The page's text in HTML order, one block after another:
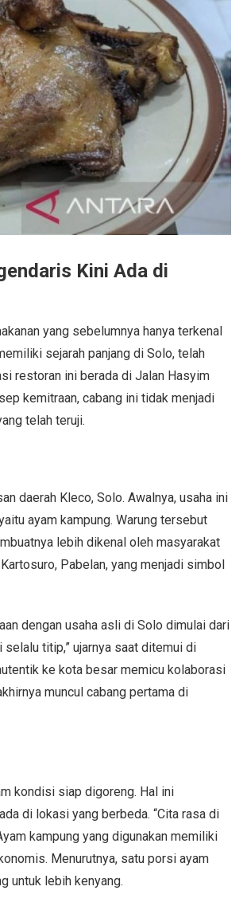
Kini Ada di
yang sebelumnya hanya terkenal
sejarah panjang di Solo, telah
restoran ini berada di Jalan Hasyim
kemitraan, cabang ini tidak menjadi
telah teruji.
daerah Kleco, Solo. Awalnya, usaha ini
ayam kampung. Warung tersebut
lebih dikenal oleh masyarakat
Pabelan, yang menjadi simbol
dengan usaha asli di Solo dimulai dari
titip,” ujarnya saat ditemui di
ke kota besar memicu kolaborasi
muncul cabang pertama di
kondisi siap digoreng. Hal ini
di lokasi yang berbeda. “Cita rasa di
kampung yang digunakan memiliki
Menurutnya, satu porsi ayam
untuk lebih kenyang.